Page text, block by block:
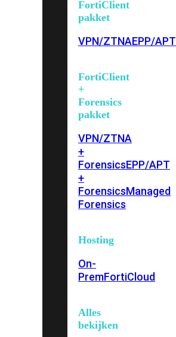
FortiClient
pakket
VPN/ZTNAEPP/APT
FortiClient
+
Forensics
pakket
VPN/ZTNA
+
ForensicsEPP/APT
+
ForensicsManaged
Forensics
Hosting
On-
PremFortiCloud
Alles
bekijken